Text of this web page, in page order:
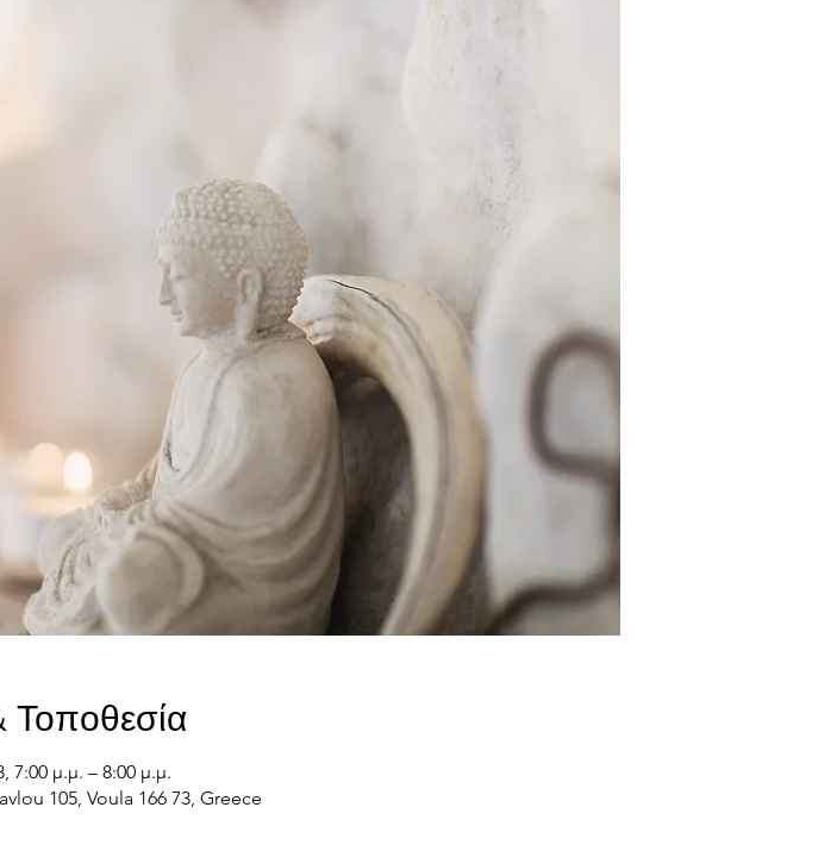
Τοποθεσία
7:00 μ.μ. – 8:00 μ.μ.
105, Voula 166 73, Greece